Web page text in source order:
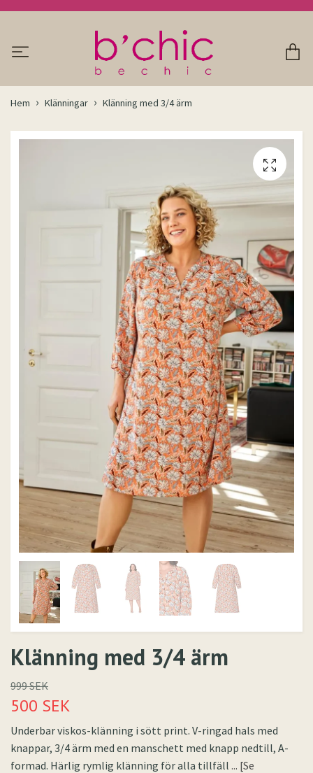
Hem Klänningar Klänning med 3/4 ärm
Klänning med 3/4 ärm
999 SEK
500 SEK
Underbar viskos-klänning i sött print. V-ringad hals med
knappar, 3/4 ärm med en manschett med knapp nedtill, A-
formad. Härlig rymlig klänning för alla tillfäll ... [Se